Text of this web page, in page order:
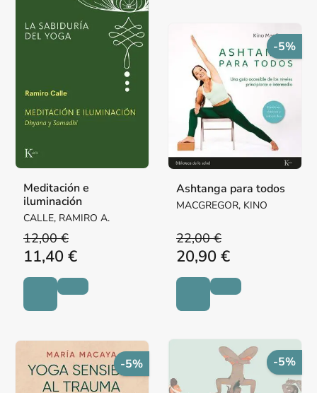
Meditación e
iluminación
CALLE, RAMIRO A.
12,00 €
11,40 €
-5%
Ashtanga para todos
MACGREGOR, KINO
22,00 €
20,90 €
-5% -5%